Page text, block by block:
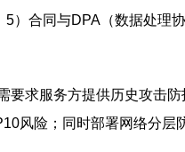
）合同与DPA（数据处理协
求服务方提供历史攻击
风险；同时部署网络分层